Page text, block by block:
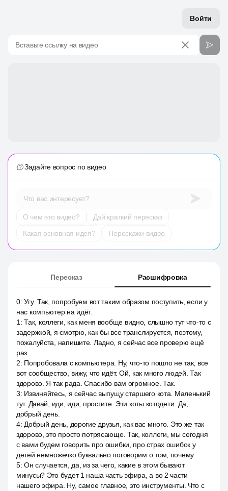
Войти
Вставьте ссылку на видео
Задайте вопрос по видео
Что вас интересует?
О чем это видео?
Дай краткий пересказ
Какая основная идея?
Перескажи видео
Пересказ Расшифровка
0:Угу. Так, попробуем вот таким образом поступить, если у
нас компьютер на идёт.
1 :Так, коллеги, как меня вообще видно, слышно тут что-то с
задержкой, я смотрю, как бы все транслируется, поэтому,
пожалуйста, напишите. Ладно, я сейчас все проверю ещё
раз.
2: Попробовала с компьютера. Ну, что-то пошло не так, все
вот сообщество, вижу, что идёт. Ой, как много людей. Так
здорово. Я так рада. Спасибо вам огромное. Так.
3: Извиняйтесь, я сейчас выпущу старшего кота. Маленький
тут. Давай, иди, иди, простите. Эти коты котодети. Да,
добрый день.
4: Добрый день, дорогие друзья, как вас много. Это же так
здорово, это просто потрясающе. Так, коллеги, мы сегодня
с вами будем говорить про ошибки, про страх ошибок у
детей немножечко буквально поговорим о том, почему
5:Он случается, да, из за чего, какие в этом бывают
минусы? Это будет 1 наша часть эфира, а во 2 части
нашего эфира. Ну, самое главное, это инструменты. Что с